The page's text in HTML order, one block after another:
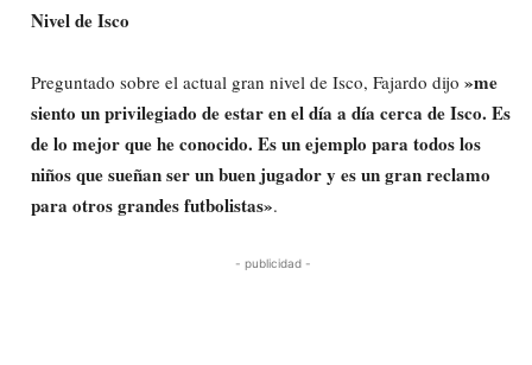
Nivel de Isco
Preguntado sobre el actual gran nivel de Isco, Fajardo dijo »me
siento un privilegiado de estar en el día a día cerca de Isco. Es
de lo mejor que he conocido. Es un ejemplo para todos los
niños que sueñan ser un buen jugador y es un gran reclamo
para otros grandes futbolistas».
- publicidad -